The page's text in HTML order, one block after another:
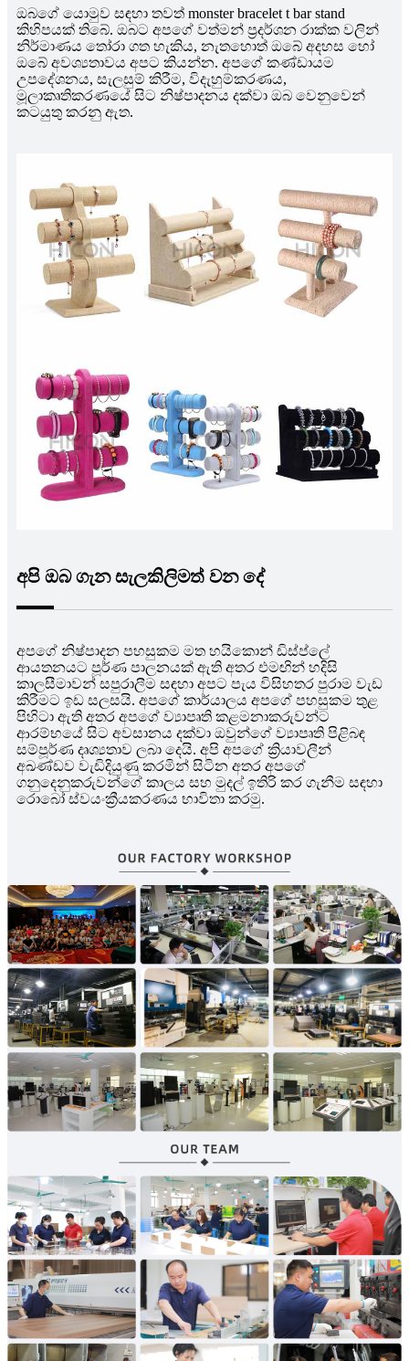
ඔබගේ යොමුව සඳහා තවත් monster bracelet t bar stand
කිහිපයක් තිබේ. ඔබට අපගේ වත්මන් ප්‍රදර්ශන රාක්ක වලින්
නිර්මාණය තෝරා ගත හැකිය, නැතහොත් ඔබේ අදහස හෝ
ඔබේ අවශ්‍යතාවය අපට කියන්න. අපගේ කණ්ඩායම
උපදේශනය, සැලසුම් කිරීම, විදැහුම්කරණය,
මූලාකෘතිකරණයේ සිට නිෂ්පාදනය දක්වා ඔබ වෙනුවෙන්
කටයුතු කරනු ඇත.
අපි ඔබ ගැන සැලකිලිමත් වන දේ
අපගේ නිෂ්පාදන පහසුකම මත හයිකොන් ඩිස්ප්ලේ
ආයතනයට පූර්ණ පාලනයක් ඇති අතර එමඟින් හදිසි
කාලසීමාවන් සපුරාලීම සඳහා අපට පැය විසිහතර පුරාම වැඩ
කිරීමට ඉඩ සලසයි. අපගේ කාර්යාලය අපගේ පහසුකම තුළ
පිහිටා ඇති අතර අපගේ ව්‍යාපෘති කළමනාකරුවන්ට
ආරම්භයේ සිට අවසානය දක්වා ඔවුන්ගේ ව්‍යාපෘති පිළිබඳ
සම්පූර්ණ දෘශ්‍යතාව ලබා දෙයි. අපි අපගේ ක්‍රියාවලීන්
අඛණ්ඩව වැඩිදියුණු කරමින් සිටින අතර අපගේ
ගනුදෙනුකරුවන්ගේ කාලය සහ මුදල් ඉතිරි කර ගැනීම සඳහා
රොබෝ ස්වයංක්‍රීයකරණය භාවිතා කරමු.